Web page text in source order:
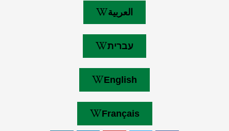
العربية
עברית
English
Français